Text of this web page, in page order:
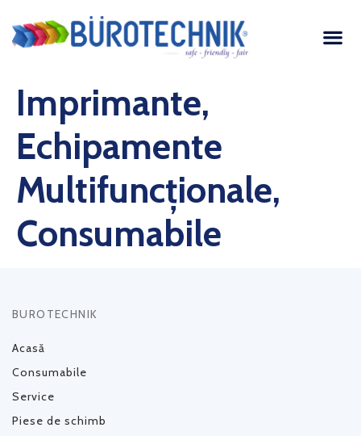
Imprimante,
Echipamente
Multifuncționale,
Consumabile
BUROTECHNIK
Acasă
Consumabile
Service
Piese de schimb